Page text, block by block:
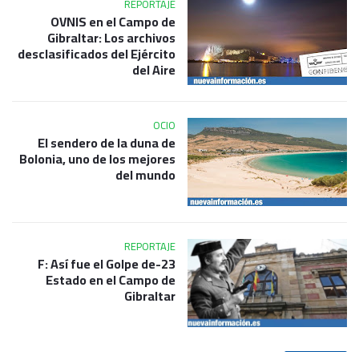
REPORTAJE
OVNIS en el Campo de
Gibraltar: Los archivos
desclasificados del Ejército
del Aire
OCIO
El sendero de la duna de
Bolonia, uno de los mejores
del mundo
REPORTAJE
23-F: Así fue el Golpe de
Estado en el Campo de
Gibraltar